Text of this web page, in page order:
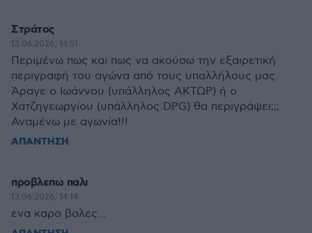
Στράτος
13.06.2026, 14:51
Περιμένω πως και πως να ακούσω την εξαιρετική
περιγραφή του αγώνα από τους υπαλλήλους μας.
Άραγε ο Ιωάννου (υπάλληλος ΑΚΤΩΡ) ή ο
Χατζηγεωργίου (υπάλληλος DPG) θα περιγράψει;;;
Αναμένω με αγωνία!!!
ΑΠΑΝΤΗΣΗ
προβλεπω παλι
13.06.2026, 14:14
ενα καρο βολες...